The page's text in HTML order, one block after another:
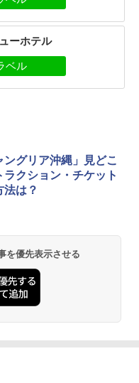
ーホテル
グリア沖縄」見どこ
クション・チケット
法は？
を優先表示させる